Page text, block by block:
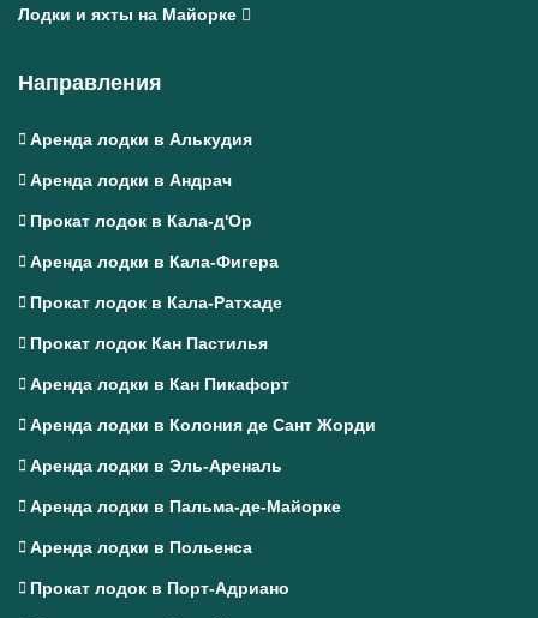
Лодки и яхты на Майорке
Направления
Аренда лодки в Алькудия
Аренда лодки в Андрач
Прокат лодок в Кала-д'Ор
Аренда лодки в Кала-Фигера
Прокат лодок в Кала-Ратхаде
Прокат лодок Кан Пастилья
Аренда лодки в Кан Пикафорт
Аренда лодки в Колония де Сант Жорди
Аренда лодки в Эль-Ареналь
Аренда лодки в Пальма-де-Майорке
Аренда лодки в Польенса
Прокат лодок в Порт-Адриано